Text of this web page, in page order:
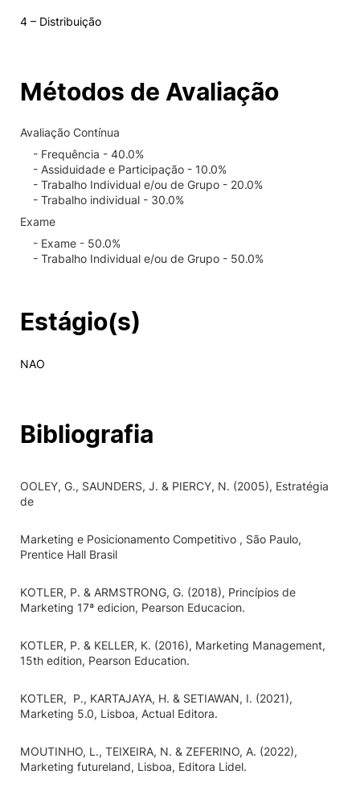
4 – Distribuição
Métodos de Avaliação
Avaliação Contínua
- Frequência - 40.0%
- Assiduidade e Participação - 10.0%
- Trabalho Individual e/ou de Grupo - 20.0%
- Trabalho individual - 30.0%
Exame
- Exame - 50.0%
- Trabalho Individual e/ou de Grupo - 50.0%
Estágio(s)
NAO
Bibliografia
OOLEY, G., SAUNDERS, J. & PIERCY, N. (2005), Estratégia
de
Marketing e Posicionamento Competitivo , São Paulo,
Prentice Hall Brasil
KOTLER, P. & ARMSTRONG, G. (2018), Princípios de
Marketing 17ª edicion, Pearson Educacion.
KOTLER, P. & KELLER, K. (2016), Marketing Management,
15th edition, Pearson Education.
KOTLER, P., KARTAJAYA, H. & SETIAWAN, I. (2021),
Marketing 5.0, Lisboa, Actual Editora.
MOUTINHO, L., TEIXEIRA, N. & ZEFERINO, A. (2022),
Marketing futureland, Lisboa, Editora Lidel.